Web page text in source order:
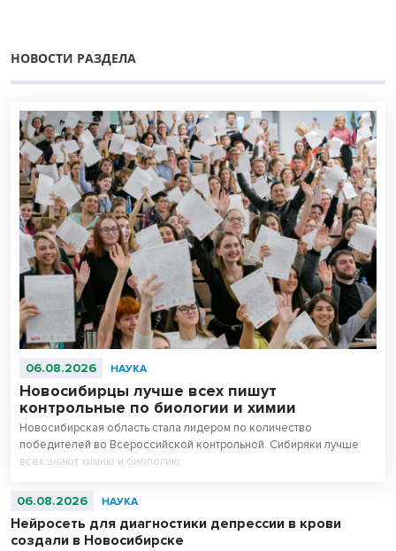
НОВОСТИ РАЗДЕЛА
06.08.2026 НАУКА
Новосибирцы лучше всех пишут
контрольные по биологии и химии
Новосибирская область стала лидером по количество
победителей во Всероссийской контрольной. Сибиряки лучше
всех знают химию и биологию.
06.08.2026 НАУКА
Нейросеть для диагностики депрессии в крови
создали в Новосибирске